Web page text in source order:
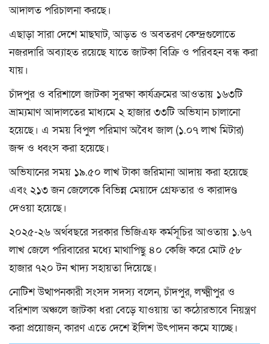
আদালত পরিচালনা করছে।
এছাড়া সারা দেশে মাছঘাট, আড়ত ও অবতরণ কেন্দ্রগুলোতে
নজরদারি অব্যাহত রয়েছে যাতে জাটকা বিক্রি ও পরিবহন বন্ধ করা
যায়।
চাঁদপুর ও বরিশালে জাটকা সুরক্ষা কার্যক্রমের আওতায় ১৬৩টি
ভ্রাম্যমাণ আদালতের মাধ্যমে ২ হাজার ৩৩টি অভিযান চালানো
হয়েছে। এ সময় বিপুল পরিমাণ অবৈধ জাল (১.০৭ লাখ মিটার)
জব্দ ও ধ্বংস করা হয়েছে।
অভিযানের সময় ১৯.৫০ লাখ টাকা জরিমানা আদায় করা হয়েছে
এবং ২১৩ জন জেলেকে বিভিন্ন মেয়াদে গ্রেফতার ও কারাদণ্ড
দেওয়া হয়েছে।
২০২৫-২৬ অর্থবছরে সরকার ভিজিএফ কর্মসূচির আওতায় ১.৬৭
লাখ জেলে পরিবারের মধ্যে মাথাপিছু ৪০ কেজি করে মোট ৫৮
হাজার ৭২০ টন খাদ্য সহায়তা দিয়েছে।
নোটিশ উত্থাপনকারী সংসদ সদস্য বলেন, চাঁদপুর, লক্ষ্মীপুর ও
বরিশাল অঞ্চলে জাটকা ধরা বেড়ে যাওয়ায় তা কঠোরভাবে নিয়ন্ত্রণ
করা প্রয়োজন, কারণ এতে দেশে ইলিশ উৎপাদন কমে যাচ্ছে।